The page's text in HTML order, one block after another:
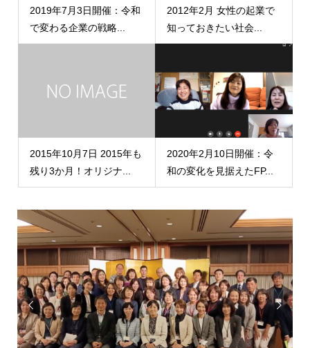
2019年7月3日開催：令和
で変わる企業の戦略...
2012年2月 女性の起業で
知っておきたい社会...
2015年10月7日 2015年も
残り3か月！オリジナ...
2020年2月10日開催：令
和の変化を見据えたFP...
 